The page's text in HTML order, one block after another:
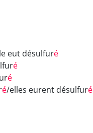
eut désulfuré
é
é
é/elles eurent désulfuré